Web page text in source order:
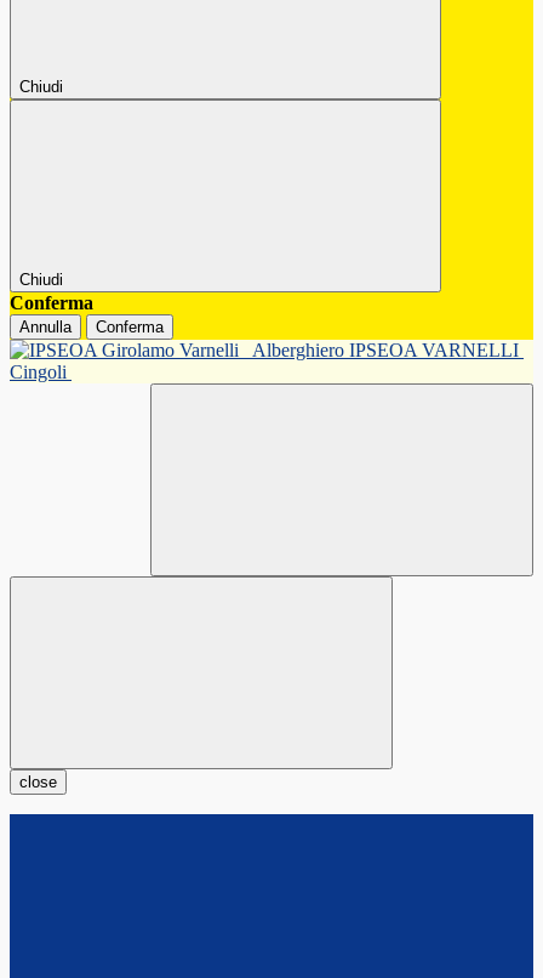
Chiudi
Chiudi
Conferma
Annulla Conferma
Alberghiero IPSEOA VARNELLI
Cingoli
close